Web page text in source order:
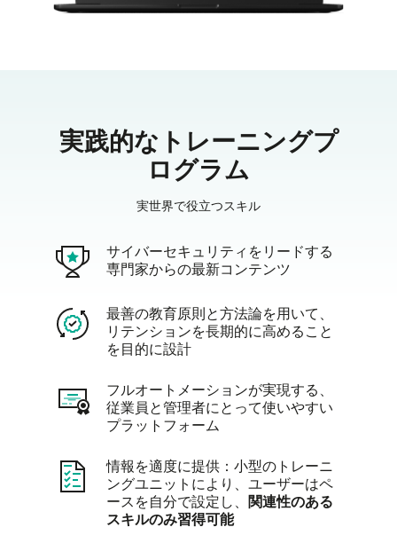
実践的なトレーニングプ
ログラム
実世界で役立つスキル
サイバーセキュリティをリードする
専門家からの最新コンテンツ
最善の教育原則と方法論を用いて、
リテンションを長期的に高めること
を目的に設計
フルオートメーションが実現する、
従業員と管理者にとって使いやすい
プラットフォーム
情報を適度に提供：小型のトレーニ
ングユニットにより、ユーザーはペ
ースを自分で設定し、 関連性のある
スキルのみ習得可能